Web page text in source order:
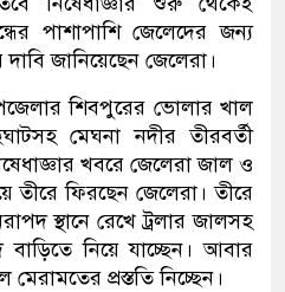
পাশাপাশি জেলেদের জন্য
জানিয়েছেন জেলেরা।
শিবপুরের ভোলার খাল
মেঘনা নদীর তীরবর্তী
খবরে জেলেরা জাল ও
তীরে ফিরছেন জেলেরা। তীরে
স্থানে রেখে ট্রলার জালসহ
নিয়ে যাচ্ছেন। আবার
প্রস্ততি নিচ্ছেন।